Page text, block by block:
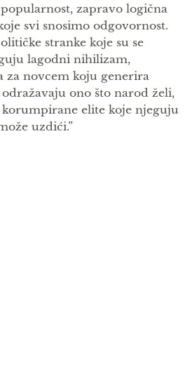
zapravo logična
svi snosimo odgovornost.
stranke koje su se
lagodni nihilizam,
za novcem koju generira
ono što narod želi,
elite koje njeguju
uzdići.”